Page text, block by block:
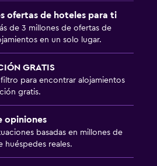
ofertas de hoteles para ti
de 3 millones de ofertas de
en un solo lugar.
GRATIS
para encontrar alojamientos
gratis.
opiniones
basadas en millones de
huéspedes reales.